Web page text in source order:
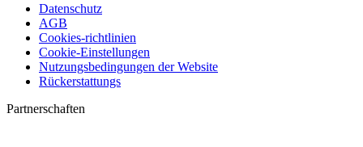
Datenschutz
AGB
Cookies-richtlinien
Cookie-Einstellungen
Nutzungsbedingungen der Website
Rückerstattungs
Partnerschaften